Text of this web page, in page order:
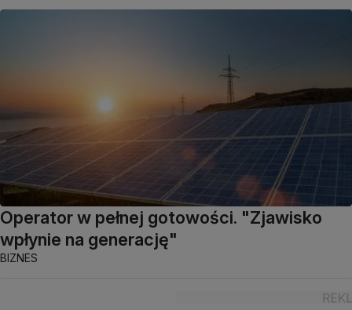
Operator w pełnej gotowości. "Zjawisko
wpłynie na generację"
BIZNES